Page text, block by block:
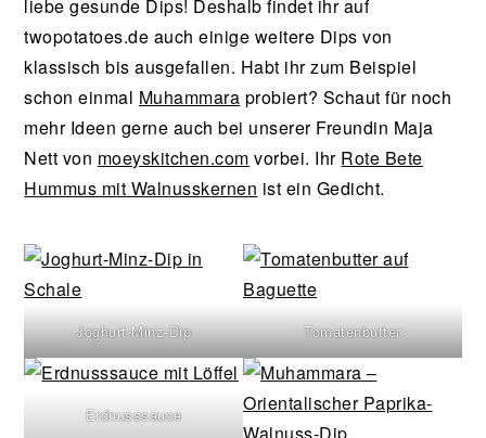
liebe gesunde Dips! Deshalb findet ihr auf
twopotatoes.de auch einige weitere Dips von
klassisch bis ausgefallen. Habt ihr zum Beispiel
schon einmal Muhammara probiert? Schaut für noch
mehr Ideen gerne auch bei unserer Freundin Maja
Nett von moeyskitchen.com vorbei. Ihr Rote Bete
Hummus mit Walnusskernen ist ein Gedicht.
Joghurt-Minz-Dip Tomatenbutter
Erdnusssauce